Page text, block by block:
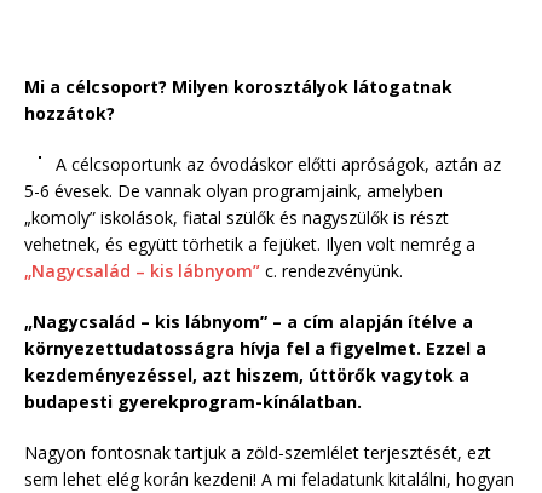
Mi a célcsoport? Milyen korosztályok látogatnak
hozzátok?
A célcsoportunk az óvodáskor előtti apróságok, aztán az
5-6 évesek. De vannak olyan programjaink, amelyben
„komoly” iskolások, fiatal szülők és nagyszülők is részt
vehetnek, és együtt törhetik a fejüket. Ilyen volt nemrég a
„Nagycsalád – kis lábnyom” c. rendezvényünk.
„Nagycsalád – kis lábnyom” – a cím alapján ítélve a
környezettudatosságra hívja fel a figyelmet. Ezzel a
kezdeményezéssel, azt hiszem, úttörők vagytok a
budapesti gyerekprogram-kínálatban.
Nagyon fontosnak tartjuk a zöld-szemlélet terjesztését, ezt
sem lehet elég korán kezdeni! A mi feladatunk kitalálni, hogyan